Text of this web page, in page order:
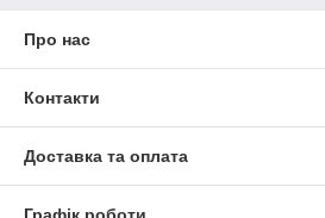
Про нас
Контакти
Доставка та оплата